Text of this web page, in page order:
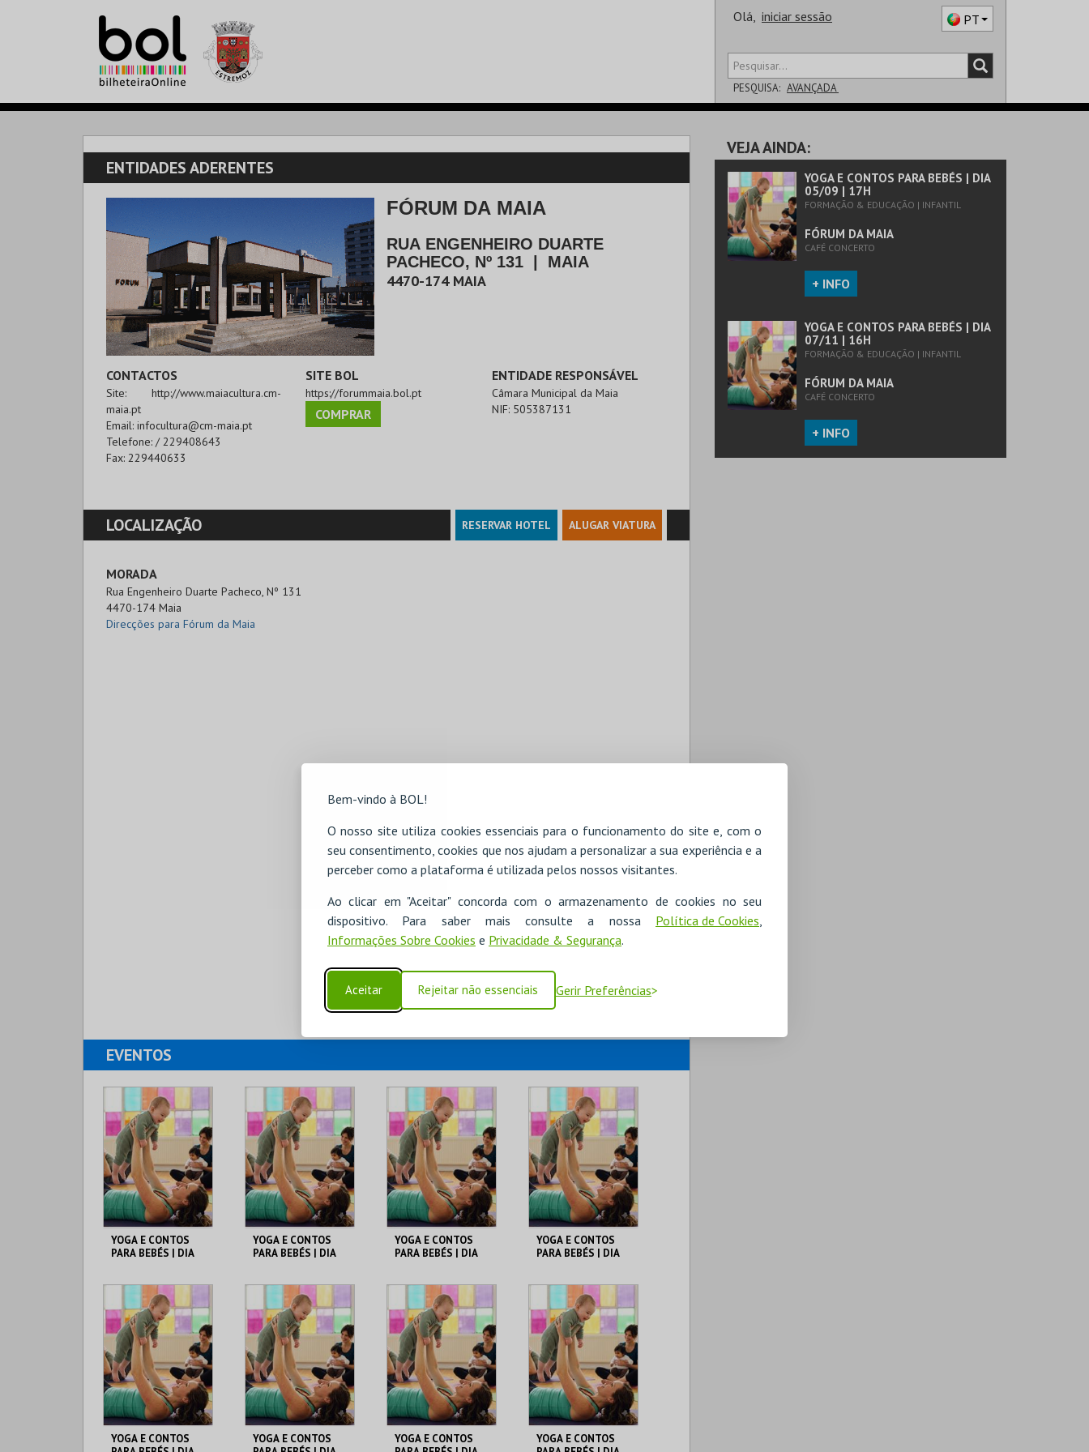
Bem-vindo à BOL!
O nosso site utiliza cookies essenciais para o funcionamento do site e, com o
seu consentimento, cookies que nos ajudam a personalizar a sua experiência e a
perceber como a plataforma é utilizada pelos nossos visitantes.
Ao clicar em "Aceitar" concorda com o armazenamento de cookies no seu
dispositivo. Para saber mais consulte a nossa Política de Cookies,
Informações Sobre Cookies e Privacidade & Segurança.
Aceitar Rejeitar não essenciais Gerir Preferências
Olá, iniciar sessão PT
PESQUISA: AVANÇADA
SALA
ENTIDADES ADERENTES
FÓRUM DA MAIA
RUA ENGENHEIRO DUARTE
PACHECO, Nº 131
MAIA
4470-174 MAIA
CONTACTOS
Site: http://www.maiacultura.cm-
maia.pt
Email: infocultura@cm-maia.pt
Telefone: / 229408643
Fax: 229440633
SITE BOL
https://forummaia.bol.pt
COMPRAR
ENTIDADE RESPONSÁVEL
Câmara Municipal da Maia
NIF: 505387131
LOCALIZAÇÃO RESERVAR HOTEL ALUGAR VIATURA
MORADA
Rua Engenheiro Duarte Pacheco, Nº 131
4470-174 Maia
Direcções para Fórum da Maia
EVENTOS
YOGA E CONTOS
PARA BEBÉS | DIA
FÓRUM DA MAIA
MAIS INFO
COMPRAR
YOGA E CONTOS
PARA BEBÉS | DIA
FÓRUM DA MAIA
MAIS INFO
COMPRAR
YOGA E CONTOS
PARA BEBÉS | DIA
FÓRUM DA MAIA
MAIS INFO
COMPRAR
YOGA E CONTOS
PARA BEBÉS | DIA
FÓRUM DA MAIA
MAIS INFO
COMPRAR
YOGA E CONTOS
YOGA E CONTOS
YOGA E CONTOS
YOGA E CONTOS
VEJA AINDA:
YOGA E CONTOS PARA BEBÉS | DIA
05/09 | 17H
FORMAÇÃO & EDUCAÇÃO | INFANTIL
FÓRUM DA MAIA
CAFÉ CONCERTO
+ INFO
YOGA E CONTOS PARA BEBÉS | DIA
07/11 | 16H
FORMAÇÃO & EDUCAÇÃO | INFANTIL
FÓRUM DA MAIA
CAFÉ CONCERTO
+ INFO